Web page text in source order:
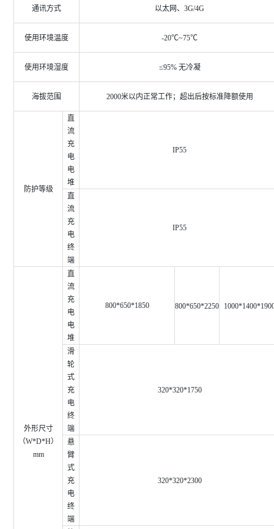
通讯方式 以太网、3G/4G
使用环境温度 -20℃~75℃
使用环境湿度 ≤95% 无冷凝
海拔范围 2000米以内正常工作；超出后按标准降额使用
防护等级
直
流
充
电
电
堆
IP55
直
流
充
电
终
端
IP55
外形尺寸
（W*D*H）
mm
直
流
充
电
电
堆
800*650*1850 800*650*2250
滑
轮
式
充
电
终
端
320*320*1750
悬
臂
式
充
电
终
端
320*320*2300